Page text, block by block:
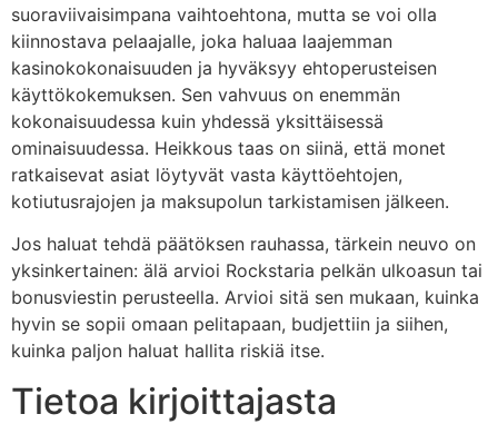
suoraviivaisimpana vaihtoehtona, mutta se voi olla
kiinnostava pelaajalle, joka haluaa laajemman
kasinokokonaisuuden ja hyväksyy ehtoperusteisen
käyttökokemuksen. Sen vahvuus on enemmän
kokonaisuudessa kuin yhdessä yksittäisessä
ominaisuudessa. Heikkous taas on siinä, että monet
ratkaisevat asiat löytyvät vasta käyttöehtojen,
kotiutusrajojen ja maksupolun tarkistamisen jälkeen.
Jos haluat tehdä päätöksen rauhassa, tärkein neuvo on
yksinkertainen: älä arvioi Rockstaria pelkän ulkoasun tai
bonusviestin perusteella. Arvioi sitä sen mukaan, kuinka
hyvin se sopii omaan pelitapaan, budjettiin ja siihen,
kuinka paljon haluat hallita riskiä itse.
Tietoa kirjoittajasta